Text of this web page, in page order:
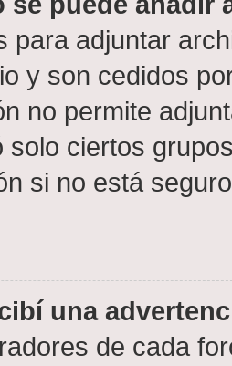
para adjuntar
y son cedidos
no permite
solo ciertos
si no está
una
de cada